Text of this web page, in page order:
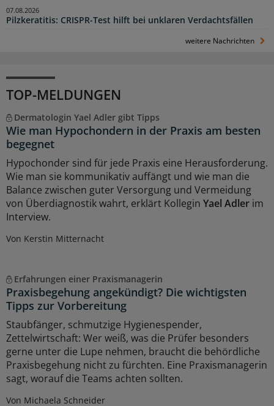
Pilzkeratitis: CRISPR-Test hilft bei unklaren Verdachtsfällen
07.08.2026
weitere Nachrichten
TOP-MELDUNGEN
Dermatologin Yael Adler gibt Tipps
Wie man Hypochondern in der Praxis am besten
begegnet
Hypochonder sind für jede Praxis eine Herausforderung.
Wie man sie kommunikativ auffängt und wie man die
Balance zwischen guter Versorgung und Vermeidung
von Überdiagnostik wahrt, erklärt Kollegin Yael Adler im
Interview.
Von Kerstin Mitternacht
Erfahrungen einer Praxismanagerin
Praxisbegehung angekündigt? Die wichtigsten
Tipps zur Vorbereitung
Staubfänger, schmutzige Hygienespender,
Zettelwirtschaft: Wer weiß, was die Prüfer besonders
gerne unter die Lupe nehmen, braucht die behördliche
Praxisbegehung nicht zu fürchten. Eine Praxismanagerin
sagt, worauf die Teams achten sollten.
Von Michaela Schneider